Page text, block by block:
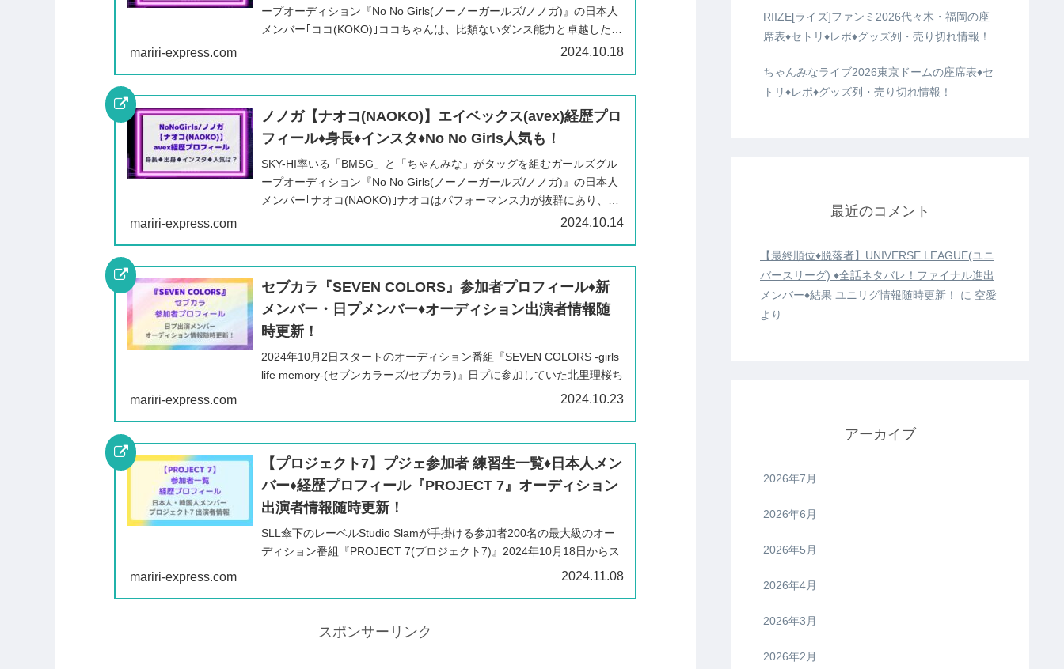
ープオーディション『No No Girls(ノーノーガールズ/ノノガ)』の日本人
メンバー｢ココ(KOKO)｣ココちゃんは、比類ないダンス能力と卓越したパ
mariri-express.com 2024.10.18
ノノガ【ナオコ(NAOKO)】エイベックス(avex)経歴プロ
フィール♦️身長♦️インスタ♦️No No Girls人気も！
SKY-HI率いる「BMSG」と「ちゃんみな」がタッグを組むガールズグル
ープオーディション『No No Girls(ノーノーガールズ/ノノガ)』の日本人
メンバー｢ナオコ(NAOKO)｣ナオコはパフォーマンス力が抜群にあり、視
mariri-express.com 2024.10.14
セブカラ『SEVEN COLORS』参加者プロフィール♦️新
メンバー・日プメンバー♦️オーディション出演者情報随
時更新！
2024年10月2日スタートのオーディション番組『SEVEN COLORS -girls
life memory-(セブンカラーズ/セブカラ)』日プに参加していた北里理桜ち
ゃん、須谷緩ちゃん、木野稟子ちゃんの3名が最初のメンバーとして発表
mariri-express.com 2024.10.23
【プロジェクト7】プジェ参加者 練習生一覧♦️日本人メン
バー♦️経歴プロフィール『PROJECT 7』オーディション
出演者情報随時更新！
SLL傘下のレーベルStudio Slamが手掛ける参加者200名の最大級のオー
ディション番組『PROJECT 7(プロジェクト7)』2024年10月18日からス
タートする『PROJECT 7』には、FANTASY BOYS(パンボ)のカン...
mariri-express.com 2024.11.08
スポンサーリンク
RIIZE[ライズ]ファンミ2026代々木・福岡の座
席表♦️セトリ♦️レポ♦️グッズ列・売り切れ情報！
ちゃんみなライブ2026東京ドームの座席表♦️セ
トリ♦️レポ♦️グッズ列・売り切れ情報！
最近のコメント
【最終順位♦️脱落者】UNIVERSE LEAGUE(ユニ
バースリーグ) ♦️全話ネタバレ！ファイナル進出
メンバー♦️結果 ユニリグ情報随時更新！
に 空愛
より
アーカイブ
2026年7月
2026年6月
2026年5月
2026年4月
2026年3月
2026年2月